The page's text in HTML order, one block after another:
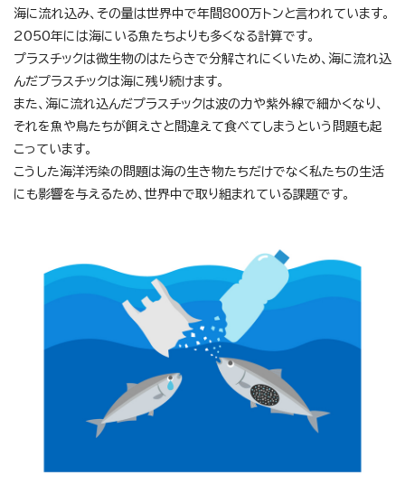
海に流れ込み、その量は世界中で年間800万トンと言われています。
2050年には海にいる魚たちよりも多くなる計算です。
プラスチックは微生物のはたらきで分解されにくいため、海に流れ込
んだプラスチックは海に残り続けます。
また、海に流れ込んだプラスチックは波の力や紫外線で細かくなり、
それを魚や鳥たちが餌えさと間違えて食べてしまうという問題も起
こっています。
こうした海洋汚染の問題は海の生き物たちだけでなく私たちの生活
にも影響を与えるため、世界中で取り組まれている課題です。